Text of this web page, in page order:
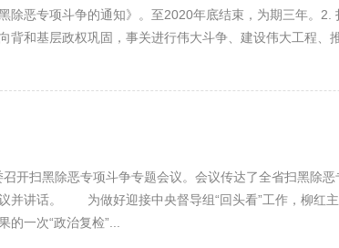
恶专项斗争的通知》。至2020年底结束，为期三年。2.
和基层政权巩固，事关进行伟大斗争、建设伟大工程、
扫黑除恶专项斗争专题会议。会议传达了全省扫黑除恶
并讲话。 为做好迎接中央督导组“回头看”工作，柳红
一次“政治复检”...